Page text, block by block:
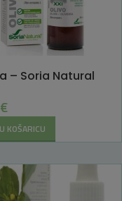
– Soria Natural
€
KOŠARICU